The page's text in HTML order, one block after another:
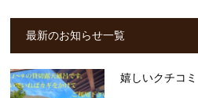
最新のお知らせ一覧
嬉しいクチコ